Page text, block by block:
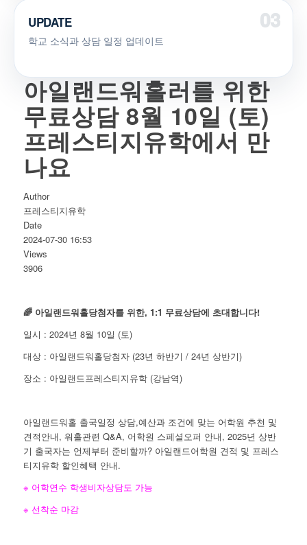
UPDATE
학교 소식과 상담 일정 업데이트
아일랜드워홀러를 위한
무료상담 8월 10일 (토)
프레스티지유학에서 만
나요
Author
프레스티지유학
Date
2024-07-30 16:53
Views
3906
🌈 아일랜드워홀당첨자를 위한, 1:1 무료상담에 초대합니다!
일시 : 2024년 8월 10일 (토)
대상 : 아일랜드워홀당첨자 (23년 하반기 / 24년 상반기)
장소 : 아일랜드프레스티지유학 (강남역)
아일랜드워홀 출국일정 상담,예산과 조건에 맞는 어학원 추천 및
견적안내, 워홀관련 Q&A, 어학원 스페셜오퍼 안내, 2025년 상반
기 출국자는 언제부터 준비할까? 아일랜드어학원 견적 및 프레스
티지유학 할인혜택 안내.
※ 어학연수 학생비자상담도 가능
※ 선착순 마감